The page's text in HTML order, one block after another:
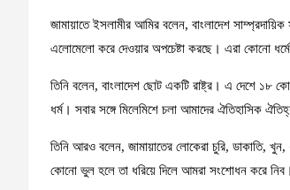
জামায়াতে ইসলামীর আমির বলেন, বাংলাদেশ
এলোমেলো করে দেওয়ার অপচেষ্টা করছে। এরা কোনো
তিনি বলেন, বাংলাদেশ ছোট একটি রাষ্ট্র। এ দেশে ১৮
ধর্ম। সবার সঙ্গে মিলেমিশে চলা আমাদের ঐতিহাসিক
তিনি আরও বলেন, জামায়াতের লোকেরা চুরি, ডাকাতি,
কোনো ভুল হলে তা ধরিয়ে দিলে আমরা সংশোধন করে